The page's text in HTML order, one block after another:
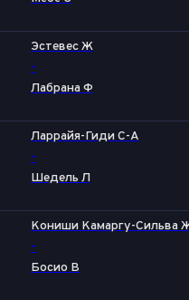
Эстевес Ж
-
Лабрана Ф
Ларрайя-Гиди С-А
-
Шедель Л
Кониши Камаргу-Сильва
-
Босио В